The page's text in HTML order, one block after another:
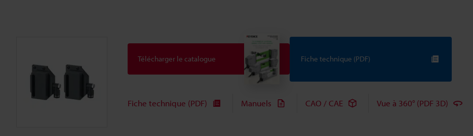
Télécharger le catalogue Fiche technique (PDF)
Fiche technique (PDF) Manuels CAO / CAE Vue à 360° (PDF 3D)